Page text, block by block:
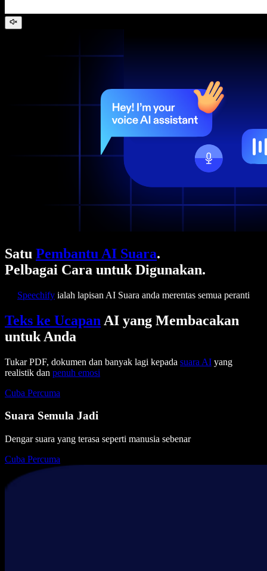
Satu Pembantu AI Suara.
Pelbagai Cara untuk Digunakan.
Speechify ialah lapisan AI Suara anda merentas semua peranti
Teks ke Ucapan AI yang Membacakan
untuk Anda
Tukar PDF, dokumen dan banyak lagi kepada suara AI yang
realistik dan penuh emosi
Cuba Percuma
Suara Semula Jadi
Dengar suara yang terasa seperti manusia sebenar
Cuba Percuma